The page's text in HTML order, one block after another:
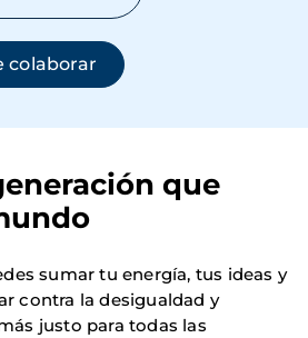
colaborar
que
sumar tu energía, tus ideas y
contra la desigualdad y
justo para todas las